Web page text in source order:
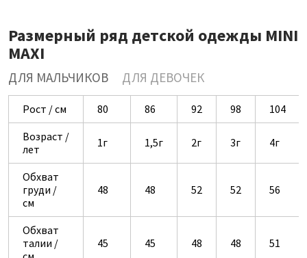
Размерный ряд детской одежды MINI
MAXI
ДЛЯ МАЛЬЧИКОВ ДЛЯ ДЕВОЧЕК
Рост / см 80 86 92 98
104
Возраст /
лет
1г 1,5г 2г 3г 4г
Обхват
груди /
см
48 48 52 52 56
Обхват
талии /
45 45 48 48 51